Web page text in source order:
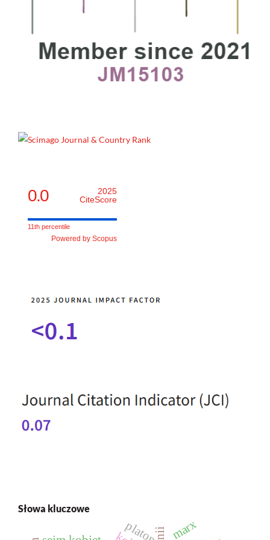
0.0
2025
CiteScore
11th percentile
Powered by Scopus
Słowa kluczowe
platon marx